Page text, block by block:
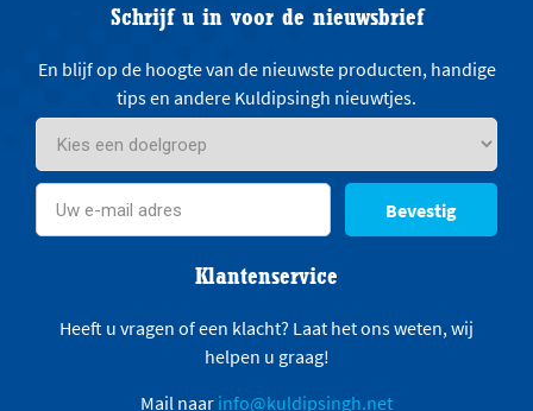
Schrijf u in voor de nieuwsbrief
En blijf op de hoogte van de nieuwste producten, handige
tips en andere Kuldipsingh nieuwtjes.
Bevestig
Klantenservice
Heeft u vragen of een klacht? Laat het ons weten, wij
helpen u graag!
Mail naar info@kuldipsingh.net